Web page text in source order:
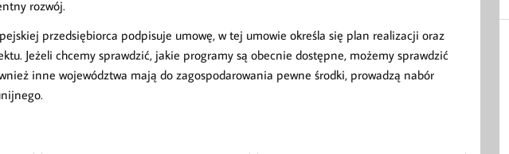
rozwój.
przedsiębiorca podpisuje umowę, w tej umowie określa się plan realizacji oraz
Jeżeli chcemy sprawdzić, jakie programy są obecnie dostępne, możemy sprawdzić
inne województwa mają do zagospodarowania pewne środki, prowadzą nabór